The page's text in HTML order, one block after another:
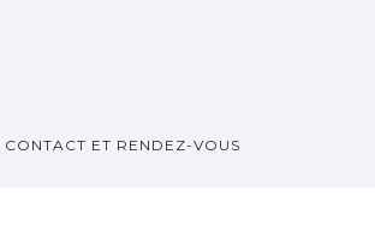
CONTACT ET RENDEZ-VOUS